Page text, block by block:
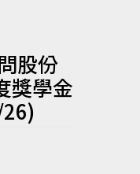
股份
獎學金